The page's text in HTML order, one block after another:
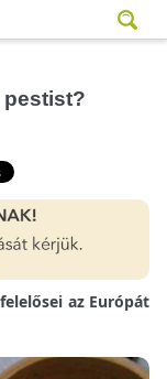
pestist?
az Európát